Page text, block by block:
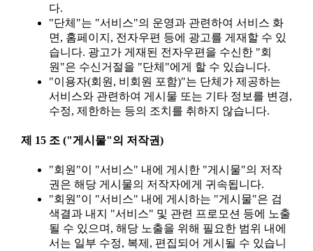
다.
"단체"는 "서비스"의 운영과 관련하여 서비스 화
면, 홈페이지, 전자우편 등에 광고를 게재할 수 있
습니다. 광고가 게재된 전자우편을 수신한 "회
원"은 수신거절을 "단체"에게 할 수 있습니다.
"이용자(회원, 비회원 포함)"는 단체가 제공하는
서비스와 관련하여 게시물 또는 기타 정보를 변경,
수정, 제한하는 등의 조치를 취하지 않습니다.
제 15 조 ("게시물"의 저작권)
"회원"이 "서비스" 내에 게시한 "게시물"의 저작
권은 해당 게시물의 저작자에게 귀속됩니다.
"회원"이 "서비스" 내에 게시하는 "게시물"은 검
색결과 내지 "서비스" 및 관련 프로모션 등에 노출
될 수 있으며, 해당 노출을 위해 필요한 범위 내에
서는 일부 수정, 복제, 편집되어 게시될 수 있습니